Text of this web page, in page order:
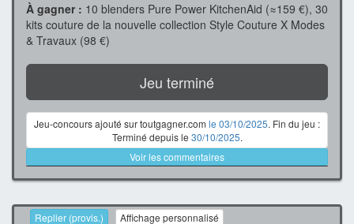
À gagner : 10 blenders Pure Power KitchenAid (≈159 €), 30
kits couture de la nouvelle collection Style Couture X Modes
& Travaux (98 €)
Jeu terminé
Jeu-concours ajouté sur toutgagner.com le 03/10/2025. Fin du jeu :
Terminé depuis le 30/10/2025.
Voir les commentaires
Replier (provis.) Affichage personnalisé